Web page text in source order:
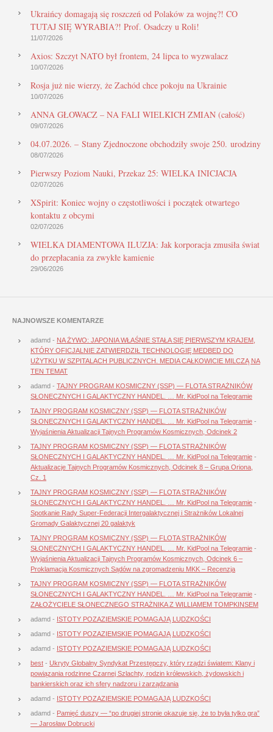
Ukraińcy domagają się roszczeń od Polaków za wojnę?! CO
TUTAJ SIĘ WYRABIA?! Prof. Osadczy u Roli!
11/07/2026
Axios: Szczyt NATO był frontem, 24 lipca to wyzwalacz
10/07/2026
Rosja już nie wierzy, że Zachód chce pokoju na Ukrainie
10/07/2026
ANNA GŁOWACZ – NA FALI WIELKICH ZMIAN (całość)
09/07/2026
04.07.2026. – Stany Zjednoczone obchodziły swoje 250. urodziny
08/07/2026
Pierwszy Poziom Nauki, Przekaz 25: WIELKA INICJACJA
02/07/2026
XSpirit: Koniec wojny o częstotliwości i początek otwartego
kontaktu z obcymi
02/07/2026
WIELKA DIAMENTOWA ILUZJA: Jak korporacja zmusiła świat
do przepłacania za zwykłe kamienie
29/06/2026
NAJNOWSZE KOMENTARZE
adamd - NA ŻYWO: JAPONIA WŁAŚNIE STAŁA SIĘ PIERWSZYM KRAJEM,
KTÓRY OFICJALNIE ZATWIERDZIŁ TECHNOLOGIĘ MEDBED DO
UŻYTKU W SZPITALACH PUBLICZNYCH. MEDIA CAŁKOWICIE MILCZĄ NA
TEN TEMAT
adamd - TAJNY PROGRAM KOSMICZNY (SSP) — FLOTA STRAŻNIKÓW
SŁONECZNYCH I GALAKTYCZNY HANDEL. … Mr. KidPool na Telegramie
TAJNY PROGRAM KOSMICZNY (SSP) — FLOTA STRAŻNIKÓW
SŁONECZNYCH I GALAKTYCZNY HANDEL. … Mr. KidPool na Telegramie -
Wyjaśnienia Aktualizacji Tajnych Programów Kosmicznych, Odcinek 2
TAJNY PROGRAM KOSMICZNY (SSP) — FLOTA STRAŻNIKÓW
SŁONECZNYCH I GALAKTYCZNY HANDEL. … Mr. KidPool na Telegramie -
Aktualizacje Tajnych Programów Kosmicznych, Odcinek 8 – Grupa Oriona,
Cz. 1
TAJNY PROGRAM KOSMICZNY (SSP) — FLOTA STRAŻNIKÓW
SŁONECZNYCH I GALAKTYCZNY HANDEL. … Mr. KidPool na Telegramie -
Spotkanie Rady Super-Federacji Intergalaktycznej i Strażników Lokalnej
Gromady Galaktycznej 20 galaktyk
TAJNY PROGRAM KOSMICZNY (SSP) — FLOTA STRAŻNIKÓW
SŁONECZNYCH I GALAKTYCZNY HANDEL. … Mr. KidPool na Telegramie -
Wyjaśnienia Aktualizacji Tajnych Programów Kosmicznych, Odcinek 6 –
Proklamacja Kosmicznych Sądów na zgromadzeniu MKK – Recenzja
TAJNY PROGRAM KOSMICZNY (SSP) — FLOTA STRAŻNIKÓW
SŁONECZNYCH I GALAKTYCZNY HANDEL. … Mr. KidPool na Telegramie -
ZAŁOŻYCIELE SŁONECZNEGO STRAŻNIKA Z WILLIAMEM TOMPKINSEM
adamd - ISTOTY POZAZIEMSKIE POMAGAJĄ LUDZKOŚCI
adamd - ISTOTY POZAZIEMSKIE POMAGAJĄ LUDZKOŚCI
adamd - ISTOTY POZAZIEMSKIE POMAGAJĄ LUDZKOŚCI
best - Ukryty Globalny Syndykat Przestępczy, który rządzi światem: Klany i
powiązania rodzinne Czarnej Szlachty, rodzin królewskich, żydowskich i
bankierskich oraz ich sfery nadzoru i zarządzania
adamd - ISTOTY POZAZIEMSKIE POMAGAJĄ LUDZKOŚCI
adamd - Pamięć duszy — “po drugiej stronie okazuje się, że to była tylko gra”
— Jarosław Dobrucki